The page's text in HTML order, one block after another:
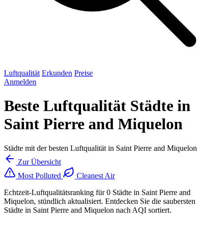
Luftqualität Erkunden Preise
Anmelden
Beste Luftqualität Städte in
Saint Pierre and Miquelon
Städte mit der besten Luftqualität in Saint Pierre and Miquelon
Zur Übersicht
Most Polluted
Cleanest Air
Echtzeit-Luftqualitätsranking für 0 Städte in Saint Pierre and
Miquelon, stündlich aktualisiert. Entdecken Sie die saubersten
Städte in Saint Pierre and Miquelon nach AQI sortiert.